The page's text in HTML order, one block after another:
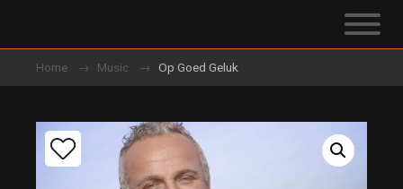
Home Music Op Goed Geluk